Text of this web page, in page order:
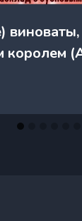
королем